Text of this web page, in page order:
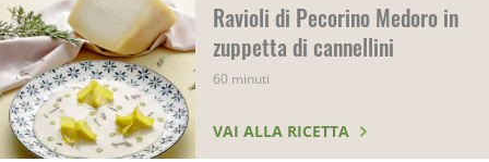
Ravioli di Pecorino Medoro in
zuppetta di cannellini
60 minuti
VAI ALLA RICETTA